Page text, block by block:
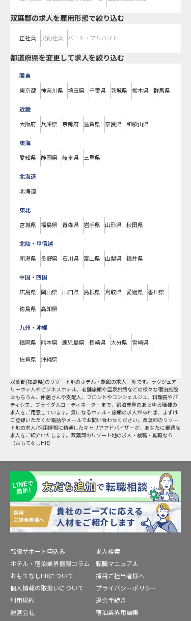
双葉郡の求人を雇用形態で絞り込む
正社員 契約社員 パート・アルバイト
都道府県を変更して求人を絞り込む
関東
東京都 神奈川県 埼玉県 千葉県 茨城県 栃木県 群馬県
近畿
大阪府 兵庫県 京都府 滋賀県 奈良県 和歌山県
東海
愛知県 静岡県 岐阜県 三重県
北海道
北海道
東北
宮城県 福島県 青森県 岩手県 山形県 秋田県
北陸・甲信越
新潟県 長野県 石川県 富山県 山梨県 福井県
中国・四国
広島県 岡山県 山口県 島根県 鳥取県 愛媛県 香川県
徳島県 高知県
九州・沖縄
福岡県 熊本県 鹿児島県 長崎県 大分県 宮崎県
佐賀県 沖縄県
双葉郡(福島県)の リゾート地のホテル・旅館の求人一覧です。ラグジュア
リーホテルやビジネスホテル、老舗旅館や温泉旅館などの様々な宿泊施設
はもちろん、仲居さんや支配人、フロントやコンシェルジュ、料理長やパ
ティシエ、ブライダルコーディネーターまで、宿泊業界のあらゆる職種の
求人をご用意しています。気になるホテル・旅館の求人があれば、まずは
ご登録いただくか電話やメールでお問い合わせください。双葉郡のリゾー
ト地の求人/採用情報に精通したキャリアアドバイザーが、あなたに最適な
求人をご紹介いたします。双葉郡のリゾート地の求人・就職・転職なら
【おもてなしHR】
転職サポート申込み
求人検索
ホテル・宿泊業界情報コラム
転職マニュアル
おもてなしHRについて
採用ご担当者様へ
個人情報の取扱いについて
プライバシーポリシー
利用規約
退会手続き
運営会社
宿泊業界用語集